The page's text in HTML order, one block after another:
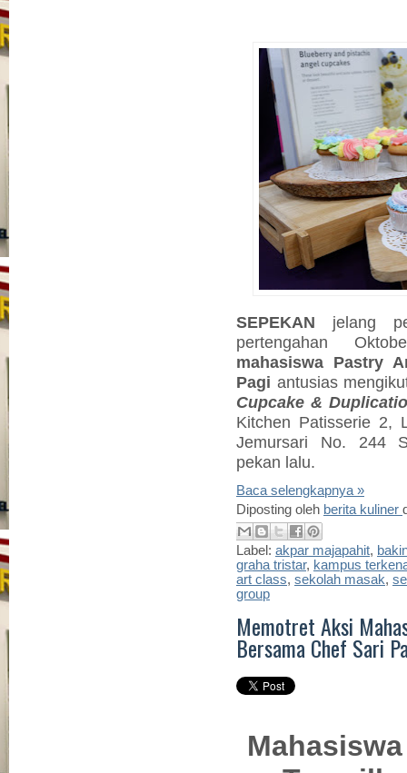
SEPEKAN jelang
pertengahan
mahasiswa Pastry
Pagi antusias
Cupcake &
Kitchen Patisserie 2,
Jemursari No. 244
pekan lalu.
Baca selengkapnya »
Diposting oleh berita kuliner
Label: akpar majapahit,
graha tristar, kampus
art class, sekolah masak,
group
Memotret Aksi
Bersama Chef Sari